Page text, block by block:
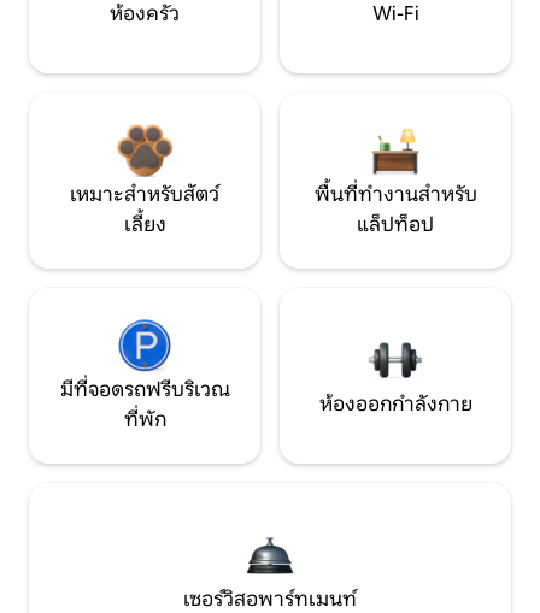
ห้องครัว Wi-Fi
เหมาะสำหรับสัตว์
เลี้ยง
พื้นที่ทำงานสำหรับ
แล็ปท็อป
มีที่จอดรถฟรีบริเวณ
ที่พัก
ห้องออกกำลังกาย
เซอร์วิสอพาร์ทเมนท์